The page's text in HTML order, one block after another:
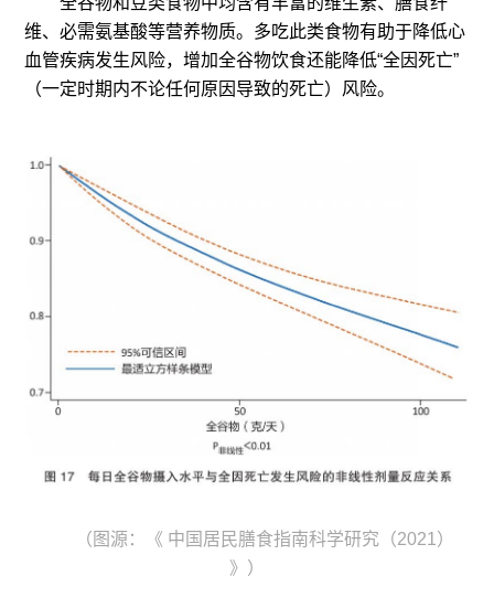
维、必需氨基酸等营养物质。多吃此类食物有助于降低心
血管疾病发生风险，增加全谷物饮食还能降低“全因死亡”
（一定时期内不论任何原因导致的死亡）风险。
（图源：《 中国居民膳食指南科学研究（2021）
》）